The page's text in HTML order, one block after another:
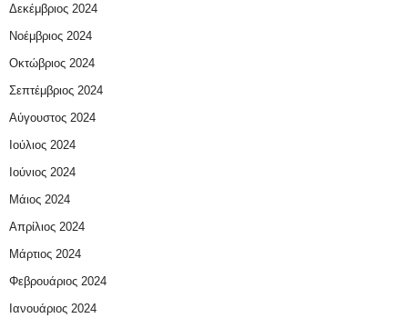
Δεκέμβριος 2024
Νοέμβριος 2024
Οκτώβριος 2024
Σεπτέμβριος 2024
Αύγουστος 2024
Ιούλιος 2024
Ιούνιος 2024
Μάιος 2024
Απρίλιος 2024
Μάρτιος 2024
Φεβρουάριος 2024
Ιανουάριος 2024